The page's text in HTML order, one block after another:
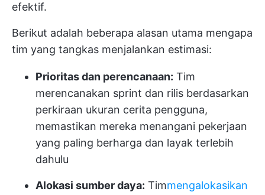
efektif.
Berikut adalah beberapa alasan utama mengapa
tim yang tangkas menjalankan estimasi:
Prioritas dan perencanaan: Tim
merencanakan sprint dan rilis berdasarkan
perkiraan ukuran cerita pengguna,
memastikan mereka menangani pekerjaan
yang paling berharga dan layak terlebih
dahulu
Alokasi sumber daya: Timmengalokasikan